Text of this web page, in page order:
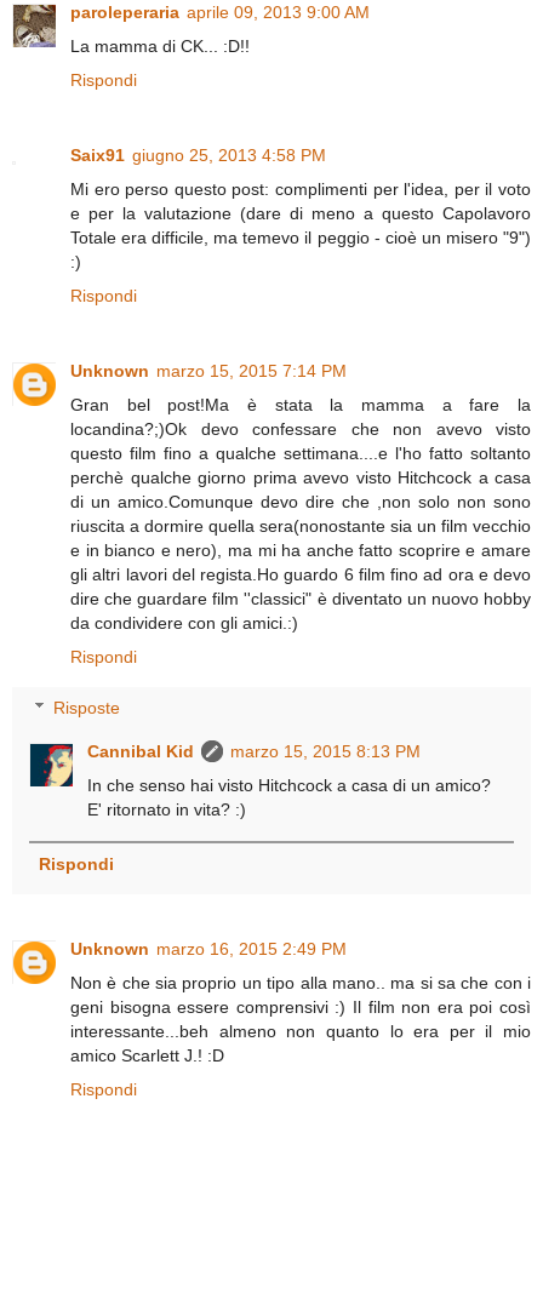
paroleperaria aprile 09, 2013 9:00 AM
La mamma di CK... :D!!
Rispondi
Saix91 giugno 25, 2013 4:58 PM
Mi ero perso questo post: complimenti per l'idea, per il voto
e per la valutazione (dare di meno a questo Capolavoro
Totale era difficile, ma temevo il peggio - cioè un misero "9")
:)
Rispondi
Unknown marzo 15, 2015 7:14 PM
Gran bel post!Ma è stata la mamma a fare la
locandina?;)Ok devo confessare che non avevo visto
questo film fino a qualche settimana....e l'ho fatto soltanto
perchè qualche giorno prima avevo visto Hitchcock a casa
di un amico.Comunque devo dire che ,non solo non sono
riuscita a dormire quella sera(nonostante sia un film vecchio
e in bianco e nero), ma mi ha anche fatto scoprire e amare
gli altri lavori del regista.Ho guardo 6 film fino ad ora e devo
dire che guardare film ''classici" è diventato un nuovo hobby
da condividere con gli amici.:)
Rispondi
Risposte
Cannibal Kid
marzo 15, 2015 8:13 PM
In che senso hai visto Hitchcock a casa di un amico?
E' ritornato in vita? :)
Rispondi
Unknown marzo 16, 2015 2:49 PM
Non è che sia proprio un tipo alla mano.. ma si sa che con i
geni bisogna essere comprensivi :) Il film non era poi così
interessante...beh almeno non quanto lo era per il mio
amico Scarlett J.! :D
Rispondi